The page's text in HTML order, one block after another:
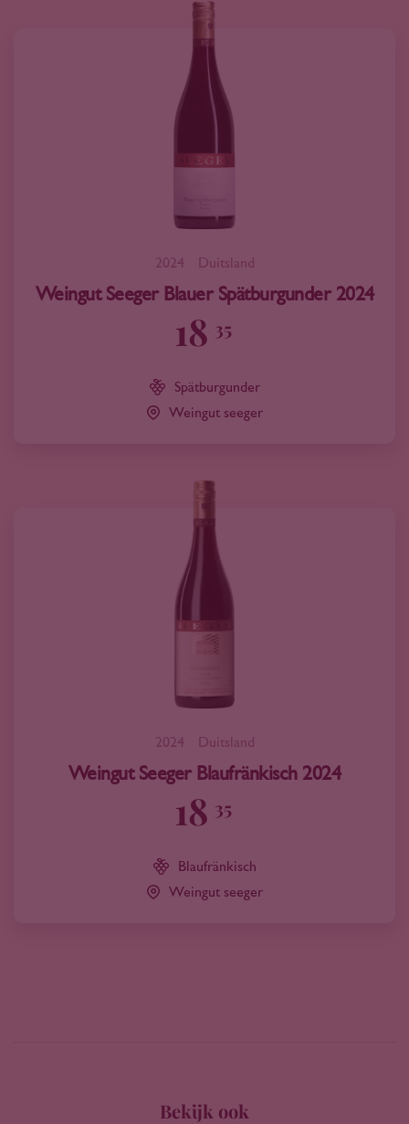
2024 Duitsland
Weingut Seeger Blauer Spätburgunder 2024
18 35
Spätburgunder
Weingut seeger
2024 Duitsland
Weingut Seeger Blaufränkisch 2024
18 35
Blaufränkisch
Weingut seeger
Bekijk ook